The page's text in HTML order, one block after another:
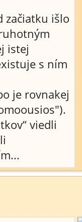
začiatku išlo
istej
s ním
je rovnakej
viedli